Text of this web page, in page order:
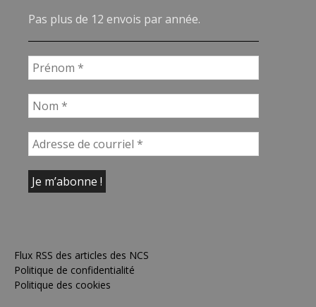
Pas plus de 12 envois par année.
Flux RSS des articles des NCS
Politique de confidentialité
Politique des cookies